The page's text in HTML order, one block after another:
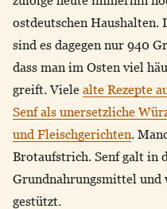
ostdeutschen Haushalten.
sind es dagegen nur 940
dass man im Osten viel
greift. Viele alte Rezepte
Senf als unersetzliche
und Fleischgerichten.
Brotaufstrich. Senf galt in
Grundnahrungsmittel und
gestützt.